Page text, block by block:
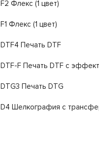
F2 Флекс (1 цвет)
F1 Флекс (1 цвет)
DTF4 Печать DTF
DTF-F Печать DTF с
DTG3 Печать DTG
D4 Шелкография с